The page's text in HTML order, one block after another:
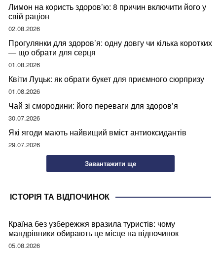
Лимон на користь здоров’ю: 8 причин включити його у
свій раціон
02.08.2026
Прогулянки для здоров’я: одну довгу чи кілька коротких
— що обрати для серця
01.08.2026
Квіти Луцьк: як обрати букет для приємного сюрпризу
01.08.2026
Чай зі смородини: його переваги для здоров’я
30.07.2026
Які ягоди мають найвищий вміст антиоксидантів
29.07.2026
Завантажити ще
ІСТОРІЯ ТА ВІДПОЧИНОК
Країна без узбережжя вразила туристів: чому
мандрівники обирають це місце на відпочинок
05.08.2026